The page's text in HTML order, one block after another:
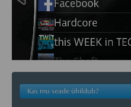
Kas mu seade ühildub?